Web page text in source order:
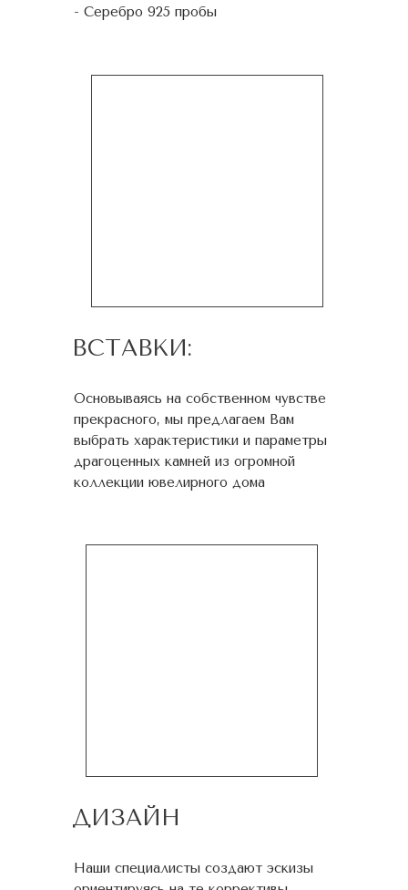
- Серебро 925 пробы
ВСТАВКИ:
Основываясь на собственном чувстве
прекрасного, мы предлагаем Вам
выбрать характеристики и параметры
драгоценных камней из огромной
коллекции ювелирного дома
ДИЗАЙН
Наши специалисты создают эскизы